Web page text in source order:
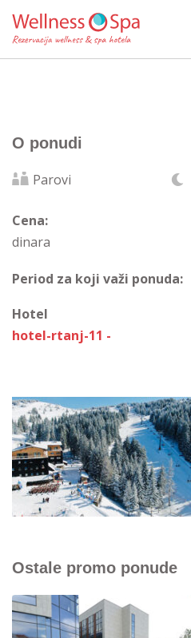
O ponudi
Parovi
Cena:
dinara
Period za koji važi ponuda:
Hotel
hotel-rtanj-11 -
Ostale promo ponude